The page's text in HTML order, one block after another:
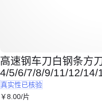
高速钢车刀白钢条方
4/5/6/7/8/9/11/12/14/
真实性已核验
￥8 .00/片